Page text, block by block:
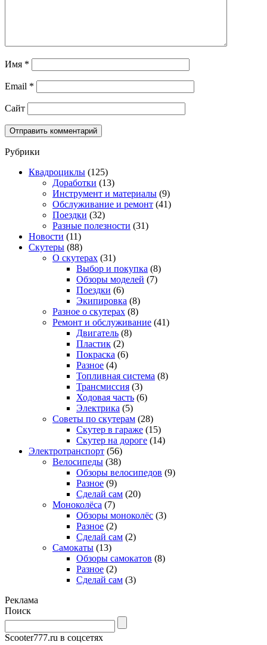
Имя *
Email *
Сайт
Рубрики
Квадроциклы (125)
Доработки (13)
Инструмент и материалы (9)
Обслуживание и ремонт (41)
Поездки (32)
Разные полезности (31)
Новости (11)
Скутеры (88)
О скутерах (31)
Выбор и покупка (8)
Обзоры моделей (7)
Поездки (6)
Экипировка (8)
Разное о скутерах (8)
Ремонт и обслуживание (41)
Двигатель (8)
Пластик (2)
Покраска (6)
Разное (4)
Топливная система (8)
Трансмиссия (3)
Ходовая часть (6)
Электрика (5)
Советы по скутерам (28)
Скутер в гараже (15)
Скутер на дороге (14)
Электротранспорт (56)
Велосипеды (38)
Обзоры велосипедов (9)
Разное (9)
Сделай сам (20)
Моноколёса (7)
Обзоры моноколёс (3)
Разное (2)
Сделай сам (2)
Самокаты (13)
Обзоры самокатов (8)
Разное (2)
Сделай сам (3)
Реклама
Поиск
Scooter777.ru в соцсетях